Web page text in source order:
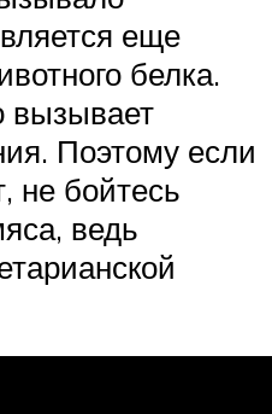
еще
белка.
вызывает
Поэтому если
не бойтесь
ведь